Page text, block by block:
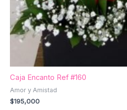
Caja Encanto Ref #160
Amor y Amistad
$195,000